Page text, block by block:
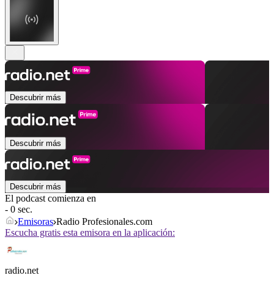
Descubrir más
Descubrir más
Descubrir más
El podcast comienza en
- 0 sec.
Emisoras Radio Profesionales.com
Escucha gratis esta emisora en la aplicación:
radio.net